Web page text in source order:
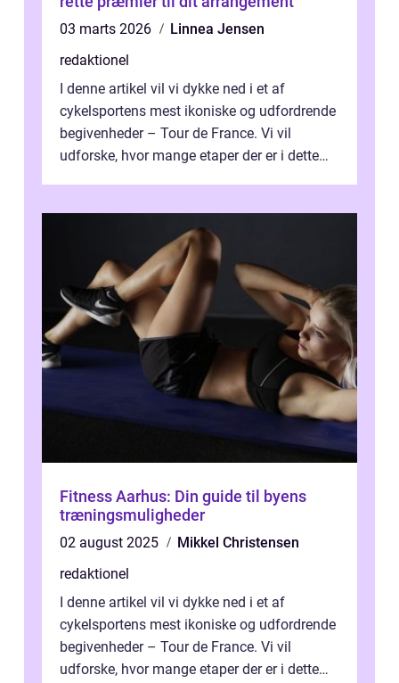
03 marts 2026
Linnea Jensen
redaktionel
I denne artikel vil vi dykke ned i et af
cykelsportens mest ikoniske og udfordrende
begivenheder – Tour de France. Vi vil
udforske, hvor mange etaper der er i dette
Fitness Aarhus: Din guide til byens
træningsmuligheder
02 august 2025
Mikkel Christensen
redaktionel
I denne artikel vil vi dykke ned i et af
cykelsportens mest ikoniske og udfordrende
begivenheder – Tour de France. Vi vil
udforske, hvor mange etaper der er i dette